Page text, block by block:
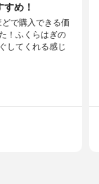
め！
で購入できる価
！ふくらはぎの
してくれる感じ